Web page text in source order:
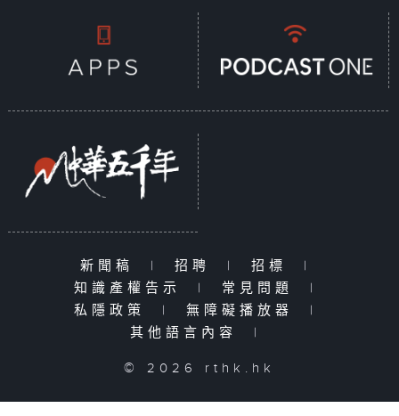
新聞稿 | 招聘 | 招標
|
知識產權告示
| 常見問題
|
私隱政策
| 無障礙播放器
|
其他語言內容
|
© 2026 rthk.hk